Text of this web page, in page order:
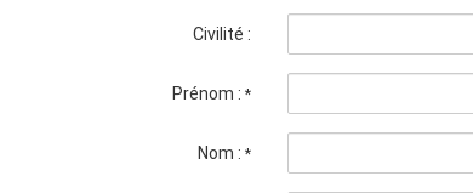
Civilité :
Prénom : *
Nom : *